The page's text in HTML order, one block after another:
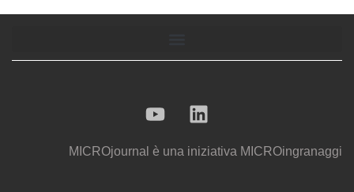
MICROjournal è una iniziativa MICROingranaggi